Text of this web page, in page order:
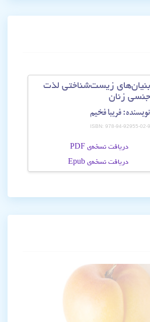
بنیان‌های زیست‌شناختی لذت
جنسی زنان
نویسنده: فریبا فخیم
ISBN: 978-94-92955-02-9
دریافت نسخه‌ی PDF
دریافت نسخه‌ی Epub